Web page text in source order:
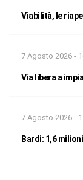
Viabilità, le
7 Agosto 2026 -
Via libera a
7 Agosto 2026 -
Bardi: 1,6